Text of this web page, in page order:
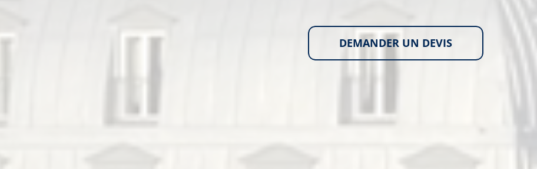
DEMANDER UN DEVIS